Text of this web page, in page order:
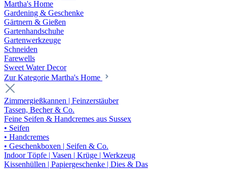
Martha's Home
Gardening & Geschenke
Gärtnern & Gießen
Gartenhandschuhe
Gartenwerkzeuge
Schneiden
Farewells
Sweet Water Decor
Zur Kategorie Martha's Home
Zimmergießkannen | Feinzerstäuber
Tassen, Becher & Co.
Feine Seifen & Handcremes aus Sussex
• Seifen
• Handcremes
• Geschenkboxen | Seifen & Co.
Indoor Töpfe | Vasen | Krüge | Werkzeug
Kissenhüllen | Papiergeschenke | Dies & Das